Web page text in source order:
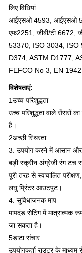
लिए विधियां
आईएसओ 4593, आईएसओ
एफ2251, जीबी/टी 6672,
53370, ISO 3034, ISO
D374, ASTM D1777,
FEFCO No 3, EN
विशेषताएं:
1उच्च परिशुद्धता
उच्च परिशुद्धता वाले सेंसरों
है।
2अच्छी स्थिरता
3. उपयोग करने में आसान
बड़ी स्क्रीन अंग्रेजी रंग टच
पूरी तरह से स्वचालित
लघु प्रिंटर आउटपुट।
4. सुविधाजनक माप
मापदंड सेटिंग में मात्रात्मक
जा सकता है।
5डाटा संचार
उपयोगकर्ता राउटर के